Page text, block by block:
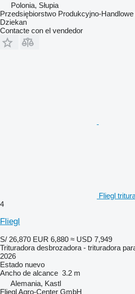
Polonia, Słupia
Przedsiębiorstwo Produkcyjno-
Dziekan
Contacte con el vendedor
Fliegl
4
Fliegl
S/ 26,870 EUR 6,880 ≈ USD 7,949
Trituradora desbrozadora - trituradora
2026
Estado nuevo
Ancho de alcance 3.2 m
Alemania, Kastl
Fliegl Agro-Center GmbH